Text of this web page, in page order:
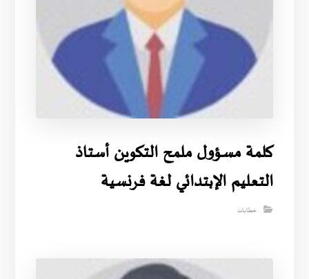
كلمة مسؤول ملمح التكوين أستاذ
التعليم الإبتدائي لغة فرنسية
خطابات